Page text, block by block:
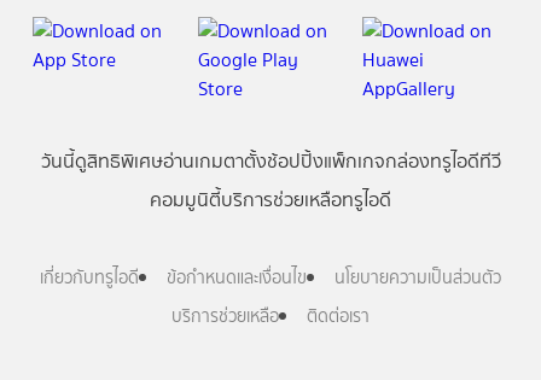
วันนี้ดูสิทธิพิเศษอ่านเกมตาตั้งช้อปปิ้งแพ็กเกจกล่องทรูไอดีทีวี
คอมมูนิตี้บริการช่วยเหลือทรูไอดี
เกี่ยวกับทรูไอดี ข้อกำหนดและเงื่อนไข
นโยบายความเป็นส่วนตัว
บริการช่วยเหลือ
ติดต่อเรา